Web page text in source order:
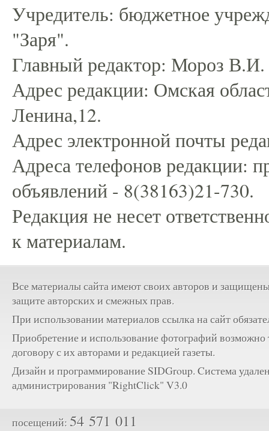
Учредитель: бюджетное
"Заря".
Главный редактор: Мороз В.И.
Адрес редакции: Омская
Ленина,12.
Адрес электронной почты
Адреса телефонов редакции:
объявлений - 8(38163)21-730.
Редакция не несет
к материалам.
Все материалы сайта имеют своих авторов и
защите авторских и смежных прав.
При использовании материалов ссылка на сайт
Приобретение и использование фотографий возможно
договору с их авторами и редакцией газеты.
Дизайн и программирование SIDGroup. Cистема
администрирования "RightClick" V3.0
посещений: 54 571 011